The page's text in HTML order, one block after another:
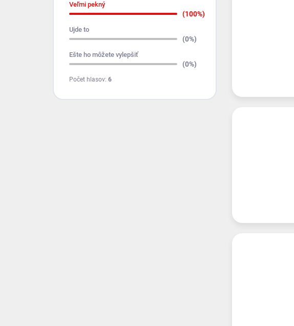
Veľmi pekný
(100%)
Ujde to
(0%)
Ešte ho môžete vylepšiť
(0%)
Počet hlasov: 6